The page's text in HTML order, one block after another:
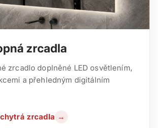
zrcadla
zrcadlo doplněné LED osvětlením,
a přehledným digitálním
zrcadla →